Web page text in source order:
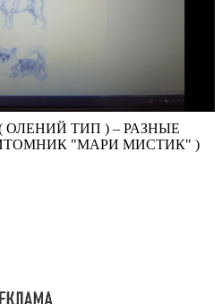
ТИП ) – РАЗНЫЕ
"МАРИ МИСТИК" )